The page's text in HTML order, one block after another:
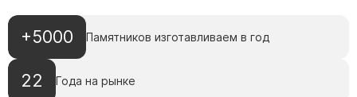
Памятники с лебедями
+5000 Памятников изготавливаем в год
22 Года на рынке